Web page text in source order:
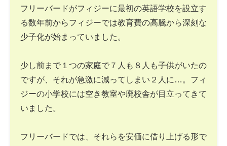
フリーバードがフィジーに最初の英語学校を設立す
る数年前からフィジーでは教育費の高騰から深刻な
少子化が始まっていました。
少し前まで１つの家庭で７人も８人も子供がいたの
ですが、それが急激に減ってしまい２人に…。フィ
ジーの小学校には空き教室や廃校舎が目立ってきて
いました。
フリーバードでは、それらを安価に借り上げる形で